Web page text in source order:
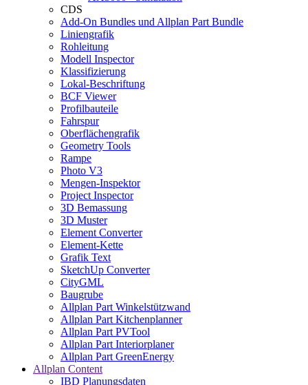
CDS
Add-On Bundles und Allplan Part Bundle
Liniengrafik
Rohleitung
Modell Inspector
Klassifizierung
Lokal-Beschriftung
BCF Viewer
Profilbauteile
Fahrspur
Oberflächengrafik
Geometry Tools
Rampe
Photo V3
Mengen-Inspektor
Project Inspector
3D Bemassung
3D Muster
Element Converter
Element-Kette
Grafik Text
SketchUp Converter
CityGML
Baugrube
Allplan Part Winkelstützwand
Allplan Part Kitchenplanner
Allplan Part PVTool
Allplan Part Interiorplaner
Allplan Part GreenEnergy
Allplan Content
IBD Planungsdaten